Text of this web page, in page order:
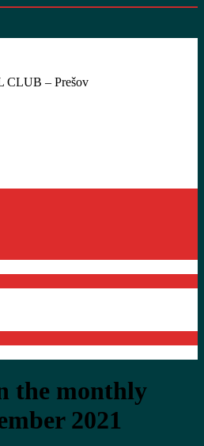
– Prešov
the monthly
2021